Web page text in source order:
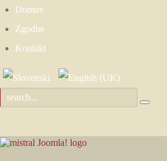
Domov
Zgodbe
Kontakt